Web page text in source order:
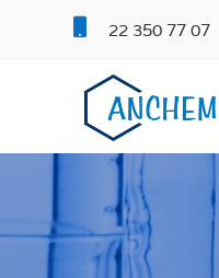
22 350 77 07